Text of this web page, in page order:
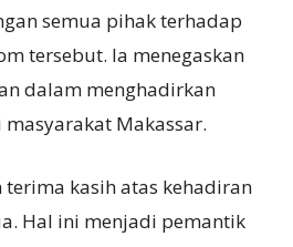
semua pihak terhadap
tersebut. Ia menegaskan
dalam menghadirkan
Makassar.
terima kasih atas kehadiran
Hal ini menjadi pemantik